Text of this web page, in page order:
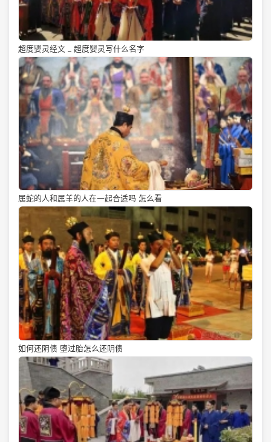
超度婴灵经文 _ 超度婴灵写什么名字
属蛇的人和属羊的人在一起合适吗 怎么看
如何还阴债 堕过胎怎么还阴债